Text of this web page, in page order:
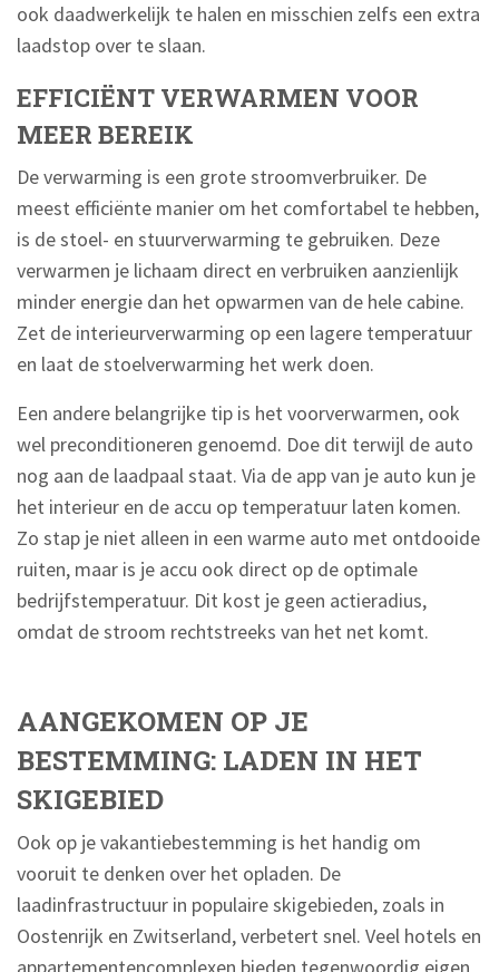
ook daadwerkelijk te halen en misschien zelfs een extra
laadstop over te slaan.
EFFICIËNT VERWARMEN VOOR
MEER BEREIK
De verwarming is een grote stroomverbruiker. De
meest efficiënte manier om het comfortabel te hebben,
is de stoel- en stuurverwarming te gebruiken. Deze
verwarmen je lichaam direct en verbruiken aanzienlijk
minder energie dan het opwarmen van de hele cabine.
Zet de interieurverwarming op een lagere temperatuur
en laat de stoelverwarming het werk doen.
Een andere belangrijke tip is het voorverwarmen, ook
wel preconditioneren genoemd. Doe dit terwijl de auto
nog aan de laadpaal staat. Via de app van je auto kun je
het interieur en de accu op temperatuur laten komen.
Zo stap je niet alleen in een warme auto met ontdooide
ruiten, maar is je accu ook direct op de optimale
bedrijfstemperatuur. Dit kost je geen actieradius,
omdat de stroom rechtstreeks van het net komt.
AANGEKOMEN OP JE
BESTEMMING: LADEN IN HET
SKIGEBIED
Ook op je vakantiebestemming is het handig om
vooruit te denken over het opladen. De
laadinfrastructuur in populaire skigebieden, zoals in
Oostenrijk en Zwitserland, verbetert snel. Veel hotels en